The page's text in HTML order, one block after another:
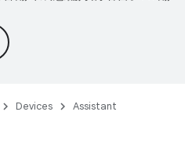
Devices Assistant